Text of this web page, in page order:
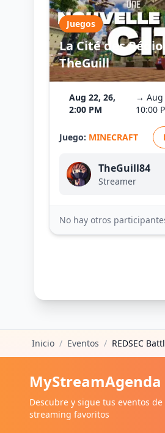
Juegos
La Cité des
TheGuill
Aug 22, 26,
2:00 PM
→ Aug
10:00
Juego: MINECRAFT
TheGuill84
Streamer
No hay otros
Inicio / Eventos / REDSEC
MyStreamAgenda
Descubre y sigue tus eventos de
streaming favoritos